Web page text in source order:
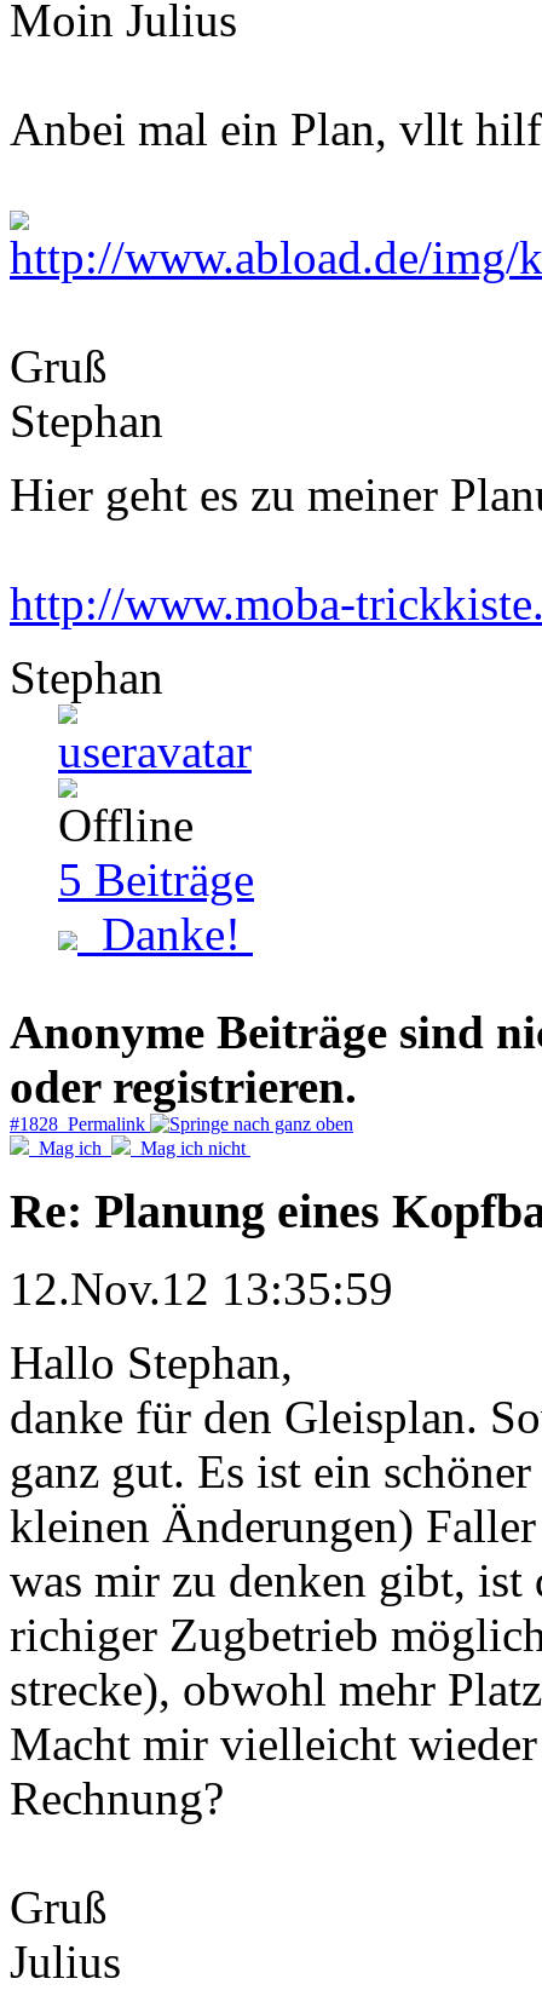
Moin Julius
Anbei mal ein Plan, vllt
Gruß
Stephan
Hier geht es zu meiner
http://www.moba-
Stephan
5 Beiträge
Danke!
Anonyme Beiträge sind
oder registrieren.
#1828 Permalink
Mag ich
Mag ich nicht
Re: Planung eines
12.Nov.12 13:35:59
Hallo Stephan,
danke für den Gleisplan.
ganz gut. Es ist ein
kleinen Änderungen)
was mir zu denken gibt, ist
richiger Zugbetrieb
strecke), obwohl mehr
Macht mir vielleicht
Rechnung?
Gruß
Julius